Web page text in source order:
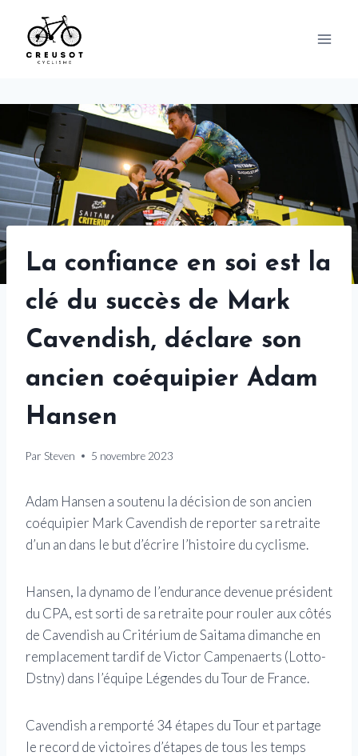
content
La confiance en soi est la
clé du succès de Mark
Cavendish, déclare son
ancien coéquipier Adam
Hansen
Par Steven 5 novembre 2023
Adam Hansen a soutenu la décision de son ancien
coéquipier Mark Cavendish de reporter sa retraite
d’un an dans le but d’écrire l’histoire du cyclisme.
Hansen, la dynamo de l’endurance devenue président
du CPA, est sorti de sa retraite pour rouler aux côtés
de Cavendish au Critérium de Saitama dimanche en
remplacement tardif de Victor Campenaerts (Lotto-
Dstny) dans l’équipe Légendes du Tour de France.
Cavendish a remporté 34 étapes du Tour et partage
le record de victoires d’étapes de tous les temps